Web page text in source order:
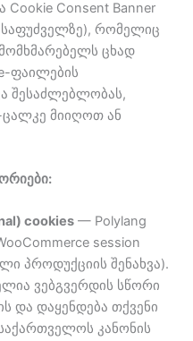
Consent Banner
საფუძველზე), რომელიც
ცხად
ფაილების
შესაძლებლობას,
მიიღოთ ან
cookies— Polylang
session
პროდუქციის შენახვა).
ვებგვერდის სწორი
და დაყენდება თქვენი
კანონის